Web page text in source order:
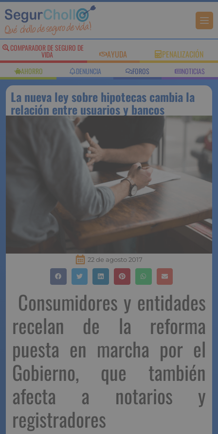
COMPARADOR DE SEGURO DE
VIDA AYUDA PENALIZACIÓN
AHORRO DENUNCIA FOROS NOTICIAS
La nueva ley sobre hipotecas cambia la
relación entre usuarios y bancos
22 de agosto 2017
Consumidores y entidades
recelan de la reforma
puesta en marcha por el
Gobierno, que también
afecta a notarios y
registradores